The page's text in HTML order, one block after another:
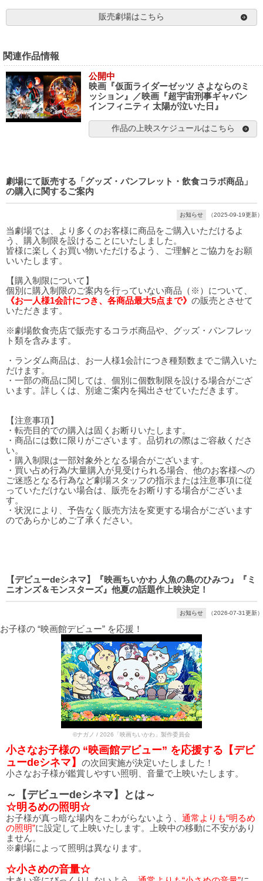
販売劇場はこちら
関連作品情報
公開中
映画『仮面ライダーゼッツ さよならのミ
ッション』／映画『超宇宙刑事ギャバン
インフィニティ 太陽が泣いた日』
作品の上映スケジュールはこちら
劇場にて販売する「グッズ・パンフレット・飲食コラボ商品」
の購入に関するご案内
お知らせ （2025-09-19更新）
当劇場では、より多くのお客様に商品をご購入いただけるよ
う、購入制限を設けることにいたしました。
皆様に楽しくお買い物いただけるよう、ご理解とご協力をお願
いいたします。
【購入制限について】
個別に購入制限のご案内を行っていない商品（※）について、
《お一人様1会計につき、各商品最大5点まで》 の販売とさせて
いただきます。
※劇場飲食売店で販売するコラボ商品や、グッズ・パンフレッ
ト類を含みます。
・ランダム商品は、お一人様1会計につき種類数までご購入いた
だけます。
・一部の商品に関しては、個別に個数制限を設ける場合がござ
います。詳しくは、別途ご案内を掲出させていただきます。
【注意事項】
・転売目的での購入は固くお断りいたします。
・商品には数に限りがございます。品切れの際はご容赦くださ
い。
・購入制限は一部対象外となる場合がございます。
・買い占め行為/大量購入が見受けられる場合、他のお客様への
ご迷惑となる行為など劇場スタッフの指示または注意事項に従
っていただけない場合は、販売をお断りする場合がございま
す。
・状況により、予告なく販売方法を変更する場合がございます
のであらかじめご了承ください。
【デビューdeシネマ】『映画ちいかわ 人魚の島のひみつ』『ミ
ニオンズ＆モンスターズ』他夏の話題作上映決定！
お知らせ （2026-07-31更新）
お子様の “映画館デビュー” を応援！
©ナガノ / 2026「映画ちいかわ」製作委員会
小さなお子様の “映画館デビュー” を応援する【デビ
ューdeシネマ】
の次回実施が決定いたしました！
小さなお子様が鑑賞しやすい照明、音量で上映いたします。
～【デビューdeシネマ】とは～
☆明るめの照明☆
お子様が真っ暗な場内をこわがらないよう、 通常よりも“明るめ
の照明”に設定して上映いたします。上映中の移動に不安があり
ません。
※劇場によって照明は異なります。
☆小さめの音量☆